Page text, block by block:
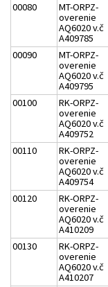
00080
MT-ORPZ-
overenie
AQ6020 v.č
A409785
00090
MT-ORPZ-
overenie
AQ6020 v.č
A409795
00100
RK-ORPZ-
overenie
AQ6020 v.č
A409752
00110
RK-ORPZ-
overenie
AQ6020 v.č
A409754
00120
RK-ORPZ-
overenie
AQ6020 v.č
A410209
00130
RK-ORPZ-
overenie
AQ6020 v.č
A410207